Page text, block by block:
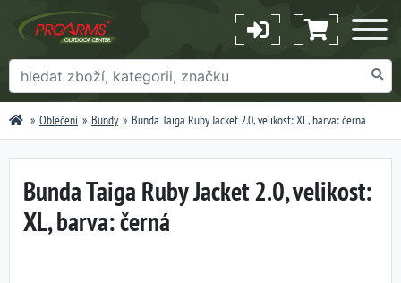
Oblečení Bundy Bunda Taiga Ruby Jacket 2.0, velikost: XL, barva: černá
Bunda Taiga Ruby Jacket 2.0, velikost:
XL, barva: černá